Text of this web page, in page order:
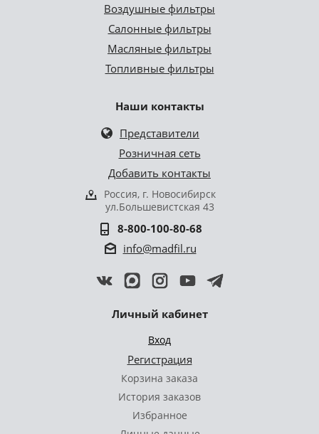
Воздушные фильтры
Салонные фильтры
Масляные фильтры
Топливные фильтры
Наши контакты
Представители
Розничная сеть
Добавить контакты
Россия, г. Новосибирск
ул.Большевистская 43
8-800-100-80-68
info@madfil.ru
Личный кабинет
Вход
Регистрация
Корзина заказа
История заказов
Избранное